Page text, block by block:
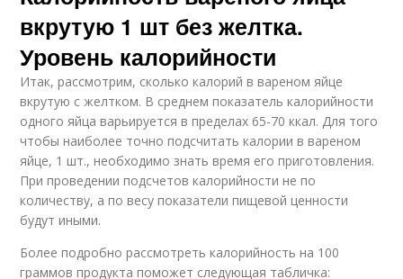
вкрутую 1 шт без желтка.
Уровень калорийности
Итак, рассмотрим, сколько калорий в вареном яйце
вкрутую с желтком. В среднем показатель калорийности
одного яйца варьируется в пределах 65-70 ккал. Для того
чтобы наиболее точно подсчитать калории в вареном
яйце, 1 шт., необходимо знать время его приготовления.
При проведении подсчетов калорийности не по
количеству, а по весу показатели пищевой ценности
будут иными.
Более подробно рассмотреть калорийность на 100
граммов продукта поможет следующая табличка: